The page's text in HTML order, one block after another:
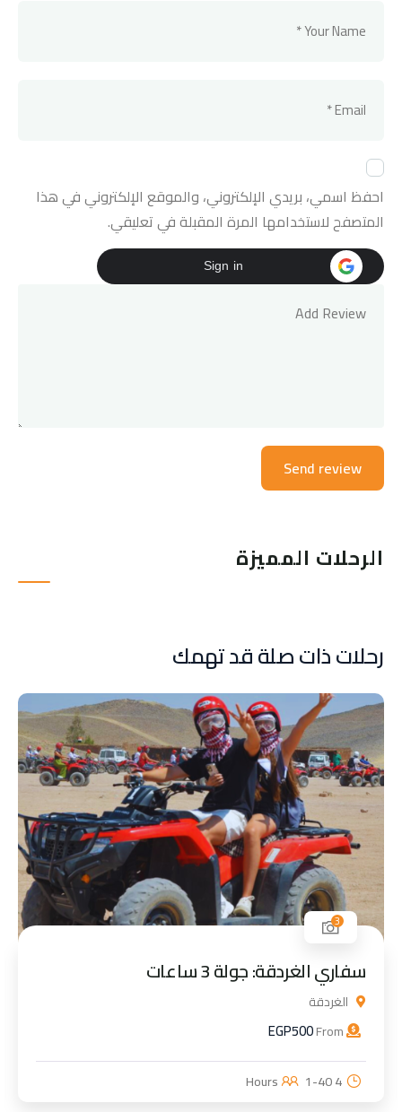
احفظ اسمي، بريدي الإلكتروني، والموقع الإلكتروني في هذا
المتصفح لاستخدامها المرة المقبلة في تعليقي.
Sign in
الرحلات المميزة
رحلات ذات صلة قد تهمك
3
سفاري الغردقة: جولة 3 ساعات
الغردقة
EGP500
4 Hours
1-40